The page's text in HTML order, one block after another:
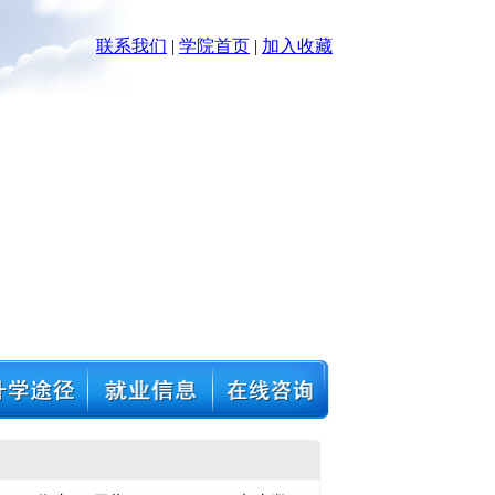
联系我们 | 学院首页 | 加入收藏